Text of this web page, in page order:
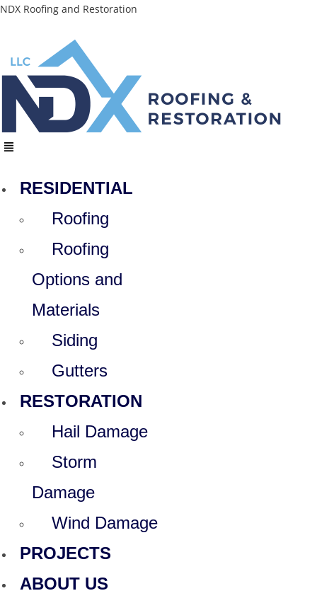
Skip
NDX Roofing and Restoration
Menu
RESIDENTIAL
Roofing
Roofing
Options and
Materials
Siding
Gutters
RESTORATION
Hail Damage
Storm
Damage
Wind Damage
PROJECTS
ABOUT US